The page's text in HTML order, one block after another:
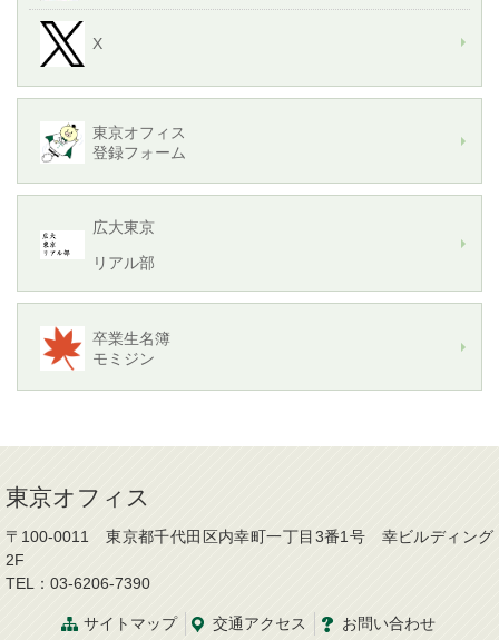
X
東京オフィス
登録フォーム
広大東京
リアル部
卒業生名簿
モミジン
東京オフィス
〒100-0011 東京都千代田区内幸町一丁目3番1号 幸ビルディング
2F
TEL：03-6206-7390
サイトマップ 交通アクセス お問い合わせ